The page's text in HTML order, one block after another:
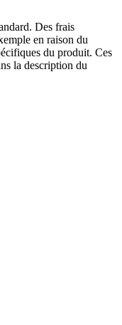
Des frais
en raison du
du produit. Ces
la description du